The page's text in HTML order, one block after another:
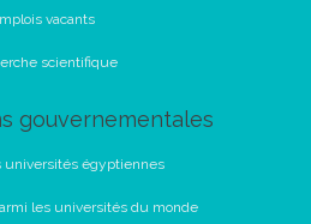
vacants
scientifique
gouvernementales
universités égyptiennes
les universités du monde